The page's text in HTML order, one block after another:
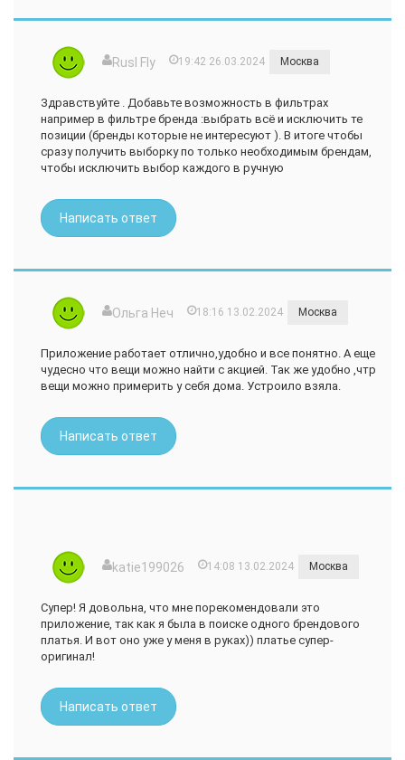
Rusl Fly 19:42 26.03.2024 Москва
Здравствуйте . Добавьте возможность в фильтрах
например в фильтре бренда :выбрать всё и исключить те
позиции (бренды которые не интересуют ). В итоге чтобы
сразу получить выборку по только необходимым брендам,
чтобы исключить выбор каждого в ручную
Написать ответ
Ольга Неч 18:16 13.02.2024 Москва
Приложение работает отлично,удобно и все понятно. А еще
чудесно что вещи можно найти с акцией. Так же удобно ,чтр
вещи можно примерить у себя дома. Устроило взяла.
Написать ответ
katie199026 14:08 13.02.2024 Москва
Супер! Я довольна, что мне порекомендовали это
приложение, так как я была в поиске одного брендового
платья. И вот оно уже у меня в руках)) платье супер-
оригинал!
Написать ответ